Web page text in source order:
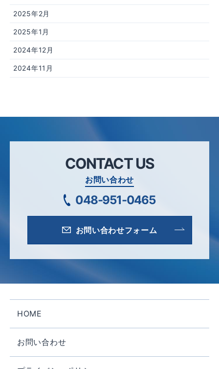
2025年2月
2025年1月
2024年12月
2024年11月
CONTACT US
お問い合わせ
048-951-0465
お問い合わせフォーム
HOME
お問い合わせ